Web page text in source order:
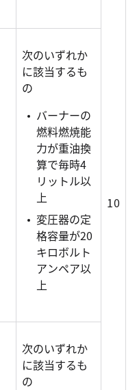
10
次のいずれか
に該当するも
の
バーナーの
燃料燃焼能
力が重油換
算で毎時4
リットル以
上
変圧器の定
格容量が20
キロボルト
アンペア以
上
次のいずれか
に該当するも
の